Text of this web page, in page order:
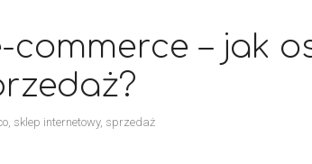
– jak
, sklep internetowy, sprzedaż